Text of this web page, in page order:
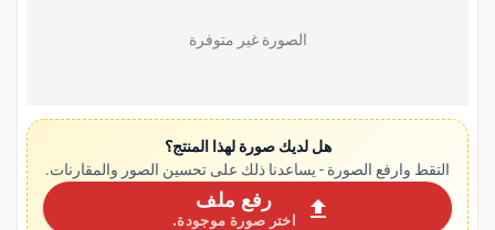
الصورة غير متوفرة
هل لديك صورة لهذا المنتج؟
التقط وارفع الصورة - يساعدنا ذلك على تحسين الصور والمقارنات.
upload رفع ملف
اختر صورة موجودة.